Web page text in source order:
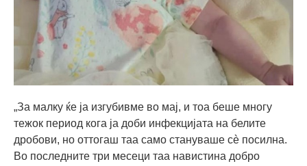
„За малку ќе ја изгубивме во мај, и тоа беше многу
тежок период кога ја доби инфекцијата на белите
дробови, но оттогаш таа само стануваше сè посилна.
Во последните три месеци таа навистина добро